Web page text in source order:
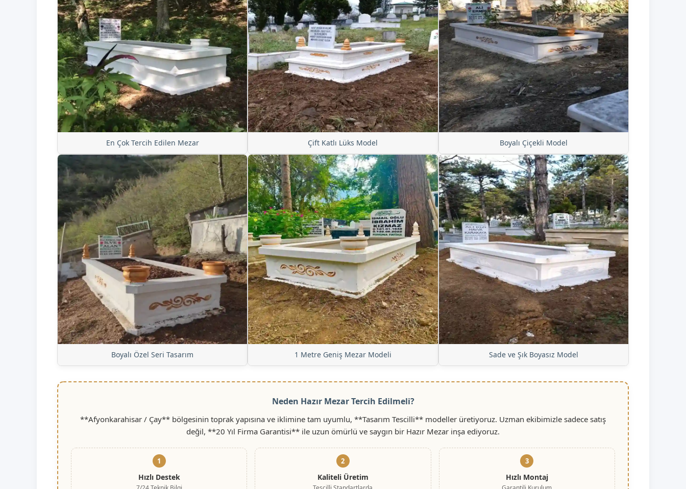
En Çok Tercih Edilen Mezar Çift Katlı Lüks Model Boyalı Çiçekli Model
Boyalı Özel Seri Tasarım 1 Metre Geniş Mezar Modeli Sade ve Şık Boyasız Model
Neden Hazır Mezar Tercih Edilmeli?
**Afyonkarahisar / Çay** bölgesinin toprak yapısına ve iklimine tam uyumlu, **Tasarım Tescilli** modeller üretiyoruz. Uzman ekibimizle sadece satış
değil, **20 Yıl Firma Garantisi** ile uzun ömürlü ve saygın bir Hazır Mezar inşa ediyoruz.
1
Hızlı Destek
2
Kaliteli Üretim
3
Hızlı Montaj